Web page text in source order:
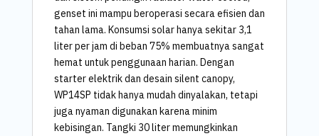
genset ini mampu beroperasi secara efisien dan
tahan lama. Konsumsi solar hanya sekitar 3,1
liter per jam di beban 75% membuatnya sangat
hemat untuk penggunaan harian. Dengan
starter elektrik dan desain silent canopy,
WP14SP tidak hanya mudah dinyalakan, tetapi
juga nyaman digunakan karena minim
kebisingan. Tangki 30 liter memungkinkan